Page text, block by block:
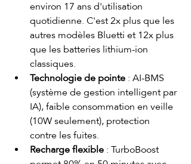
environ 17 ans d'utilisation
quotidienne. C'est 2x plus que les
autres modèles Bluetti et 12x plus
que les batteries lithium-ion
classiques.
Technologie de pointe : AI-BMS
(système de gestion intelligent par
IA), faible consommation en veille
(10W seulement), protection
contre les fuites.
Recharge flexible : TurboBoost